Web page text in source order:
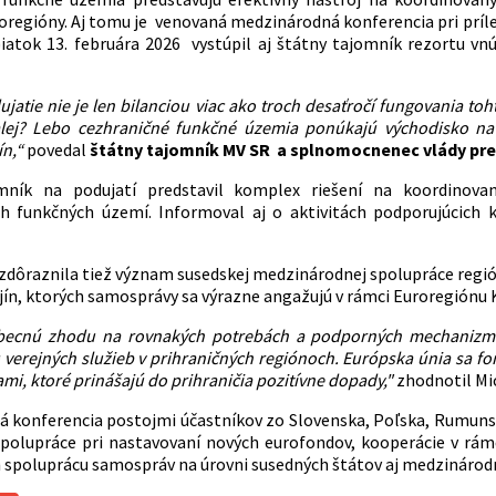
Aj tomu je venovaná medzinárodná konferencia pri
13. februára 2026 vystúpil aj štátny tajomník rezortu
nie je len bilanciou viac ako troch desaťročí fungovania
Lebo cezhraničné funkčné územia ponúkajú východisko
povedal štátny tajomník MV SR a splnomocnenec vlády
na podujatí predstavil komplex riešení na
funkčných území. Informoval aj o aktivitách podporujúcich
tiež význam susedskej medzinárodnej spolupráce
ktorých samosprávy sa výrazne angažujú v rámci Euroregiónu
zhodu na rovnakých potrebách a podporných
verejných služieb v prihraničných regiónoch. Európska únia sa
ktoré prinášajú do prihraničia pozitívne dopady,"zhodnotil
konferencia postojmi účastníkov zo Slovenska, Poľska,
pri nastavovaní nových eurofondov, kooperácie v
samospráv na úrovni susedných štátov aj